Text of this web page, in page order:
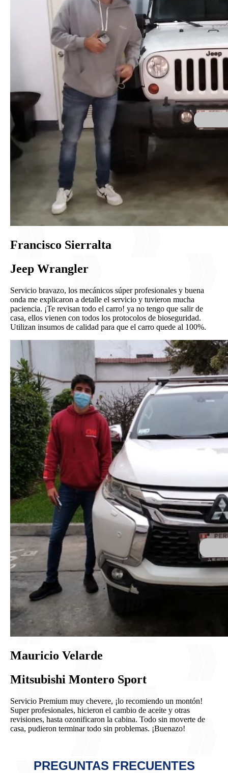
Francisco Sierralta
Jeep Wrangler
Servicio bravazo, los mecánicos súper profesionales y buena
onda me explicaron a detalle el servicio y tuvieron mucha
paciencia. ¡Te revisan todo el carro! ya no tengo que salir de
casa, ellos vienen con todos los protocolos de bioseguridad.
Utilizan insumos de calidad para que el carro quede al 100%.
Mauricio Velarde
Mitsubishi Montero Sport
Servicio Premium muy chevere, ¡lo recomiendo un montón!
Super profesionales, hicieron el cambio de aceite y otras
revisiones, hasta ozonificaron la cabina. Todo sin moverte de
casa, pudieron terminar todo sin problemas. ¡Buenazo!
PREGUNTAS FRECUENTES